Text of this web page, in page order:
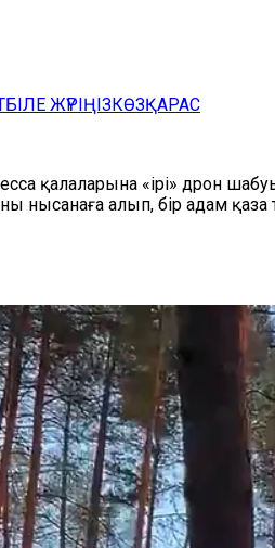
БІЛЕ ЖҮРІҢІЗКӨЗҚАРАС
қалаларына «ірі» дрон
нысанаға алып, бір адам